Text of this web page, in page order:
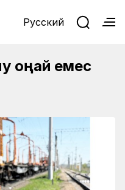
Русский
оңай емес